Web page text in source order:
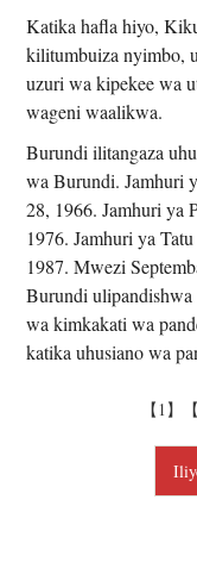
Katika hafla hiyo,
kilitumbuiza nyimbo,
uzuri wa kipekee wa
wageni waalikwa.
Burundi ilitangaza
wa Burundi. Jamhuri
28, 1966. Jamhuri ya
1976. Jamhuri ya
1987. Mwezi
Burundi
wa kimkakati wa
katika uhusiano wa
【1】